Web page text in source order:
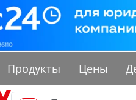
Продукты Цены